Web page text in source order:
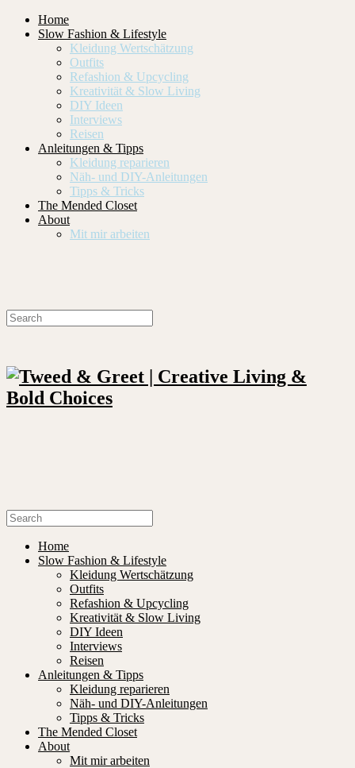
Home
Slow Fashion & Lifestyle
Kleidung Wertschätzung
Outfits
Refashion & Upcycling
Kreativität & Slow Living
DIY Ideen
Interviews
Reisen
Anleitungen & Tipps
Kleidung reparieren
Näh- und DIY-Anleitungen
Tipps & Tricks
The Mended Closet
About
Mit mir arbeiten
Home
Slow Fashion & Lifestyle
Kleidung Wertschätzung
Outfits
Refashion & Upcycling
Kreativität & Slow Living
DIY Ideen
Interviews
Reisen
Anleitungen & Tipps
Kleidung reparieren
Näh- und DIY-Anleitungen
Tipps & Tricks
The Mended Closet
About
Mit mir arbeiten